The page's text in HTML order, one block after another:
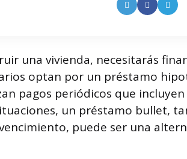
una vivienda, necesitarás
optan por un préstamo
pagos periódicos que
un préstamo bullet,
puede ser una